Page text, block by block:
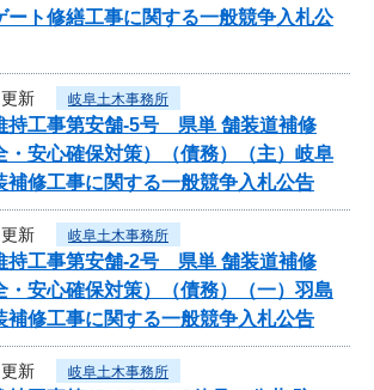
ート修繕工事に関する一般競争入札公
新 岐阜土木事務所
持工事第安舗-5号 県単 舗装道補修
・安心確保対策）（債務）（主）岐阜
補修工事に関する一般競争入札公告
新 岐阜土木事務所
持工事第安舗-2号 県単 舗装道補修
・安心確保対策）（債務）（一）羽島
補修工事に関する一般競争入札公告
新 岐阜土木事務所